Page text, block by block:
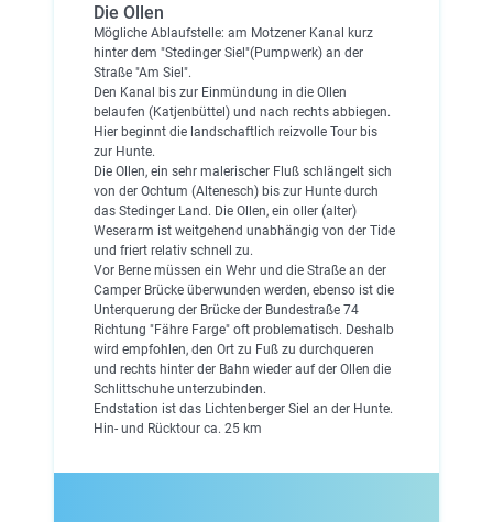
Die Ollen
Mögliche Ablaufstelle: am Motzener Kanal kurz
hinter dem "Stedinger Siel"(Pumpwerk) an der
Straße "Am Siel".
Den Kanal bis zur Einmündung in die Ollen
belaufen (Katjenbüttel) und nach rechts abbiegen.
Hier beginnt die landschaftlich reizvolle Tour bis
zur Hunte.
Die Ollen, ein sehr malerischer Fluß schlängelt sich
von der Ochtum (Altenesch) bis zur Hunte durch
das Stedinger Land. Die Ollen, ein oller (alter)
Weserarm ist weitgehend unabhängig von der Tide
und friert relativ schnell zu.
Vor Berne müssen ein Wehr und die Straße an der
Camper Brücke überwunden werden, ebenso ist die
Unterquerung der Brücke der Bundestraße 74
Richtung "Fähre Farge" oft problematisch. Deshalb
wird empfohlen, den Ort zu Fuß zu durchqueren
und rechts hinter der Bahn wieder auf der Ollen die
Schlittschuhe unterzubinden.
Endstation ist das Lichtenberger Siel an der Hunte.
Hin- und Rücktour ca. 25 km